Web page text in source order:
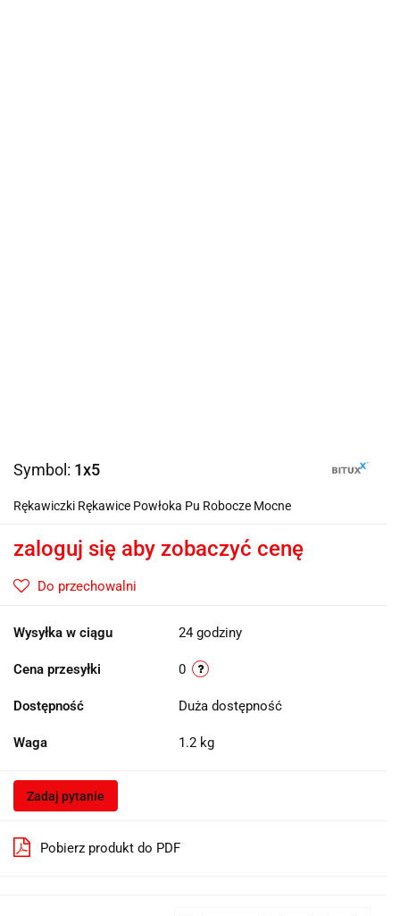
Symbol: 1x5
Rękawiczki Rękawice Powłoka Pu Robocze Mocne
zaloguj się aby zobaczyć cenę
Do przechowalni
Wysyłka w ciągu 24 godziny
Cena przesyłki 0
Dostępność Duża dostępność
Waga 1.2 kg
Zadaj pytanie
Pobierz produkt do PDF